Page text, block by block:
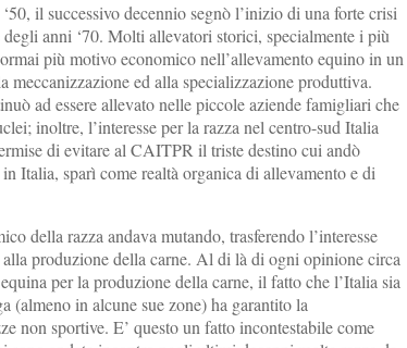
il successivo decennio segnò l’inizio di una forte crisi
anni ‘70. Molti allevatori storici, specialmente i più
più motivo economico nell’allevamento equino in un
meccanizzazione ed alla specializzazione produttiva.
ad essere allevato nelle piccole aziende famigliari che
inoltre, l’interesse per la razza nel centro-sud Italia
di evitare al CAITPR il triste destino cui andò
Italia, sparì come realtà organica di allevamento e di
della razza andava mutando, trasferendo l’interesse
produzione della carne. Al di là di ogni opinione circa
per la produzione della carne, il fatto che l’Italia sia
(almeno in alcune sue zone) ha garantito la
non sportive. E’ questo un fatto incontestabile come